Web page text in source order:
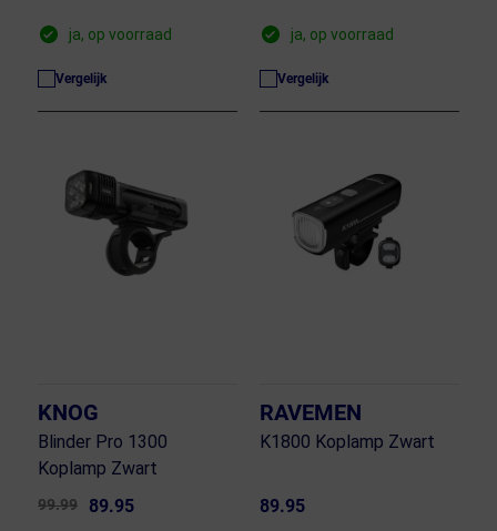
ja, op voorraad
Vergelijk
ja, op voorraad
Vergelijk
KNOG
Blinder Pro 1300
Koplamp Zwart
99.99 89.95
RAVEMEN
K1800 Koplamp Zwart
89.95